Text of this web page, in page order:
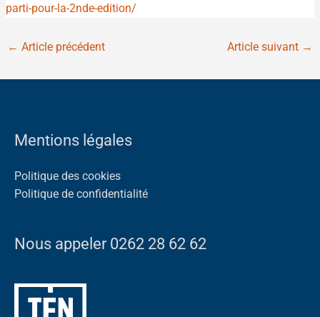
parti-pour-la-2nde-edition/
← Article précédent Article suivant →
Mentions légales
Politique des cookies
Politique de confidentialité
Nous appeler 0262 28 62 62